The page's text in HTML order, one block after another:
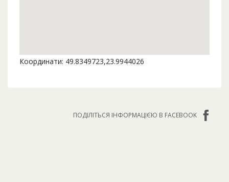
Координати: 49.8349723,23.9944026
ПОДІЛІТЬСЯ ІНФОРМАЦІЄЮ В FACEBOOK